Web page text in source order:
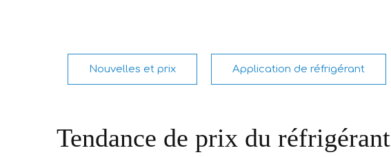
Nouvelles et prix Application de réfrigérant
Tendance de prix du réfrigérant